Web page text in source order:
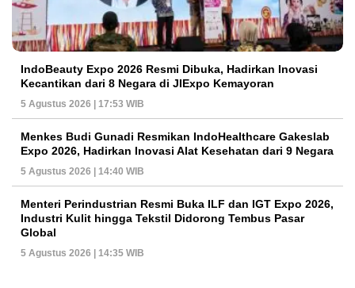
IndoBeauty Expo 2026 Resmi Dibuka, Hadirkan Inovasi
Kecantikan dari 8 Negara di JIExpo Kemayoran
5 Agustus 2026 | 17:53 WIB
Menkes Budi Gunadi Resmikan IndoHealthcare Gakeslab
Expo 2026, Hadirkan Inovasi Alat Kesehatan dari 9 Negara
5 Agustus 2026 | 14:40 WIB
Menteri Perindustrian Resmi Buka ILF dan IGT Expo 2026,
Industri Kulit hingga Tekstil Didorong Tembus Pasar
Global
5 Agustus 2026 | 14:35 WIB